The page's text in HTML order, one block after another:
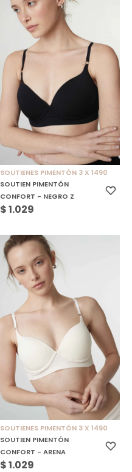
SOUTIENES PIMENTÓN 3 X 1490
SOUTIEN PIMENTÓN
CONFORT - NEGRO Z
$1.029
SOUTIENES PIMENTÓN 3 X 1490
SOUTIEN PIMENTÓN
CONFORT - ARENA
$1.029